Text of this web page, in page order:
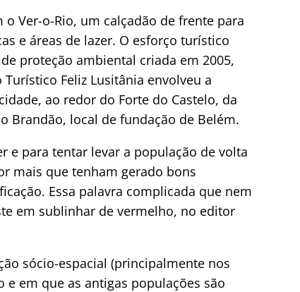
Ver-o-Rio, um calçadão de frente para
e áreas de lazer. O esforço turístico
proteção ambiental criada em 2005,
Feliz Lusitânia envolveu a
ao redor do Forte do Castelo, da
Brandão, local de fundação de Belém.
e para tentar levar a população de volta
mais que tenham gerado bons
Essa palavra complicada que nem
em sublinhar de vermelho, no editor
sócio-espacial (principalmente nos
em que as antigas populações são